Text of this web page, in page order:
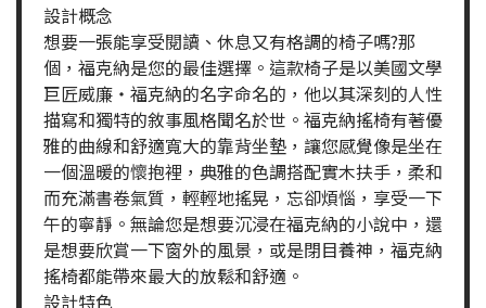
設計概念
想要一張能享受閱讀、休息又有格調的椅子嗎?那
個，福克納是您的最佳選擇。這款椅子是以美國文學
巨匠威廉‧福克納的名字命名的，他以其深刻的人性
描寫和獨特的敘事風格聞名於世。福克納搖椅有著優
雅的曲線和舒適寬大的靠背坐墊，讓您感覺像是坐在
一個溫暖的懷抱裡，典雅的色調搭配實木扶手，柔和
而充滿書卷氣質，輕輕地搖晃，忘卻煩惱，享受一下
午的寧靜。無論您是想要沉浸在福克納的小說中，還
是想要欣賞一下窗外的風景，或是閉目養神，福克納
搖椅都能帶來最大的放鬆和舒適。
設計特色